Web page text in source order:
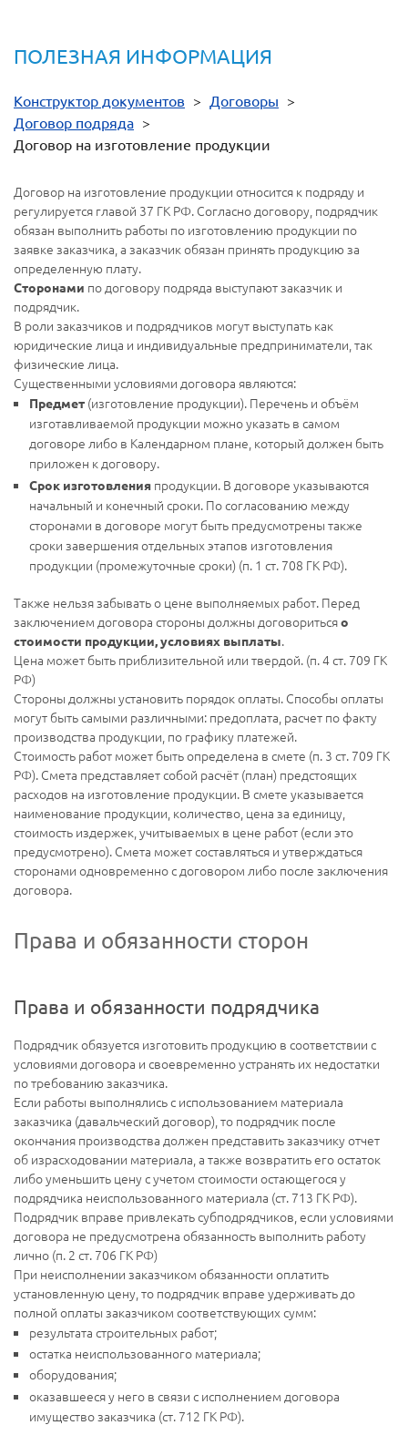
ПОЛЕЗНАЯ ИНФОРМАЦИЯ
Конструктор документов > Договоры >
Договор подряда >
Договор на изготовление продукции
Договор на изготовление продукции относится к подряду и
регулируется главой 37 ГК РФ. Согласно договору, подрядчик
обязан выполнить работы по изготовлению продукции по
заявке заказчика, а заказчик обязан принять продукцию за
определенную плату.
Сторонами по договору подряда выступают заказчик и
подрядчик.
В роли заказчиков и подрядчиков могут выступать как
юридические лица и индивидуальные предприниматели, так
физические лица.
Существенными условиями договора являются:
Предмет (изготовление продукции). Перечень и объём
изготавливаемой продукции можно указать в самом
договоре либо в Календарном плане, который должен быть
приложен к договору.
Срок изготовления продукции. В договоре указываются
начальный и конечный сроки. По согласованию между
сторонами в договоре могут быть предусмотрены также
сроки завершения отдельных этапов изготовления
продукции (промежуточные сроки) (п. 1 ст. 708 ГК РФ).
Также нельзя забывать о цене выполняемых работ. Перед
заключением договора стороны должны договоритьсяо
стоимости продукции, условиях выплаты.
Цена может быть приблизительной или твердой. (п. 4 ст. 709 ГК
РФ)
Стороны должны установить порядок оплаты. Способы оплаты
могут быть самыми различными: предоплата, расчет по факту
производства продукции, по графику платежей.
Стоимость работ может быть определена в смете (п. 3 ст. 709 ГК
РФ). Смета представляет собой расчёт (план) предстоящих
расходов на изготовление продукции. В смете указывается
наименование продукции, количество, цена за единицу,
стоимость издержек, учитываемых в цене работ (если это
предусмотрено). Смета может составляться и утверждаться
сторонами одновременно с договором либо после заключения
договора.
Права и обязанности сторон
Права и обязанности подрядчика
Подрядчик обязуется изготовить продукцию в соответствии с
условиями договора и своевременно устранять их недостатки
по требованию заказчика.
Если работы выполнялись с использованием материала
заказчика (давальческий договор), то подрядчик после
окончания производства должен представить заказчику отчет
об израсходовании материала, а также возвратить его остаток
либо уменьшить цену с учетом стоимости остающегося у
подрядчика неиспользованного материала (ст. 713 ГК РФ).
Подрядчик вправе привлекать субподрядчиков, если условиями
договора не предусмотрена обязанность выполнить работу
лично (п. 2 ст. 706 ГК РФ)
При неисполнении заказчиком обязанности оплатить
установленную цену, то подрядчик вправе удерживать до
полной оплаты заказчиком соответствующих сумм:
результата строительных работ;
остатка неиспользованного материала;
оборудования;
оказавшееся у него в связи с исполнением договора
имущество заказчика (ст. 712 ГК РФ).